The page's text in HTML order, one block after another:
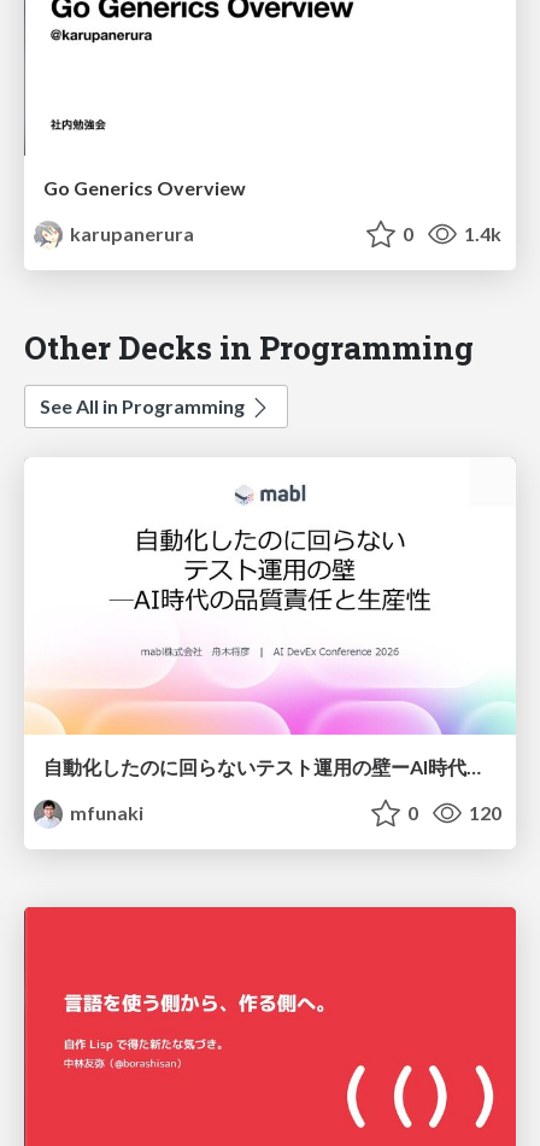
Go Generics Overview
karupanerura
0 1.4k
Other Decks in Programming
See All in Programming
mfunaki
0 120